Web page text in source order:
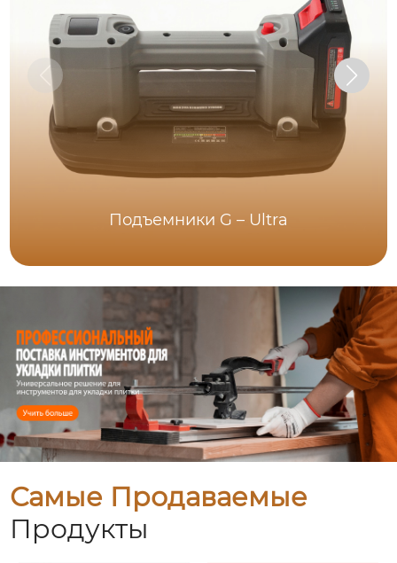
Подъемники G – Ultra
Самые Продаваемые
Продукты